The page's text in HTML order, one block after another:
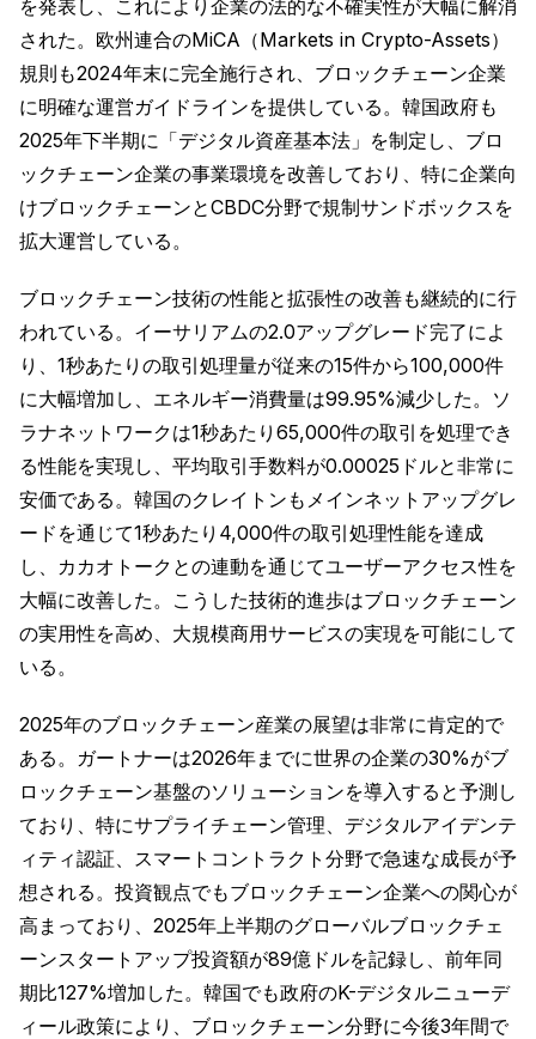
を発表し、これにより企業の法的な不確実性が大幅に解消
された。欧州連合のMiCA（Markets in Crypto-Assets）
規則も2024年末に完全施行され、ブロックチェーン企業
に明確な運営ガイドラインを提供している。韓国政府も
2025年下半期に「デジタル資産基本法」を制定し、ブロ
ックチェーン企業の事業環境を改善しており、特に企業向
けブロックチェーンとCBDC分野で規制サンドボックスを
拡大運営している。
ブロックチェーン技術の性能と拡張性の改善も継続的に行
われている。イーサリアムの2.0アップグレード完了によ
り、1秒あたりの取引処理量が従来の15件から100,000件
に大幅増加し、エネルギー消費量は99.95%減少した。ソ
ラナネットワークは1秒あたり65,000件の取引を処理でき
る性能を実現し、平均取引手数料が0.00025ドルと非常に
安価である。韓国のクレイトンもメインネットアップグレ
ードを通じて1秒あたり4,000件の取引処理性能を達成
し、カカオトークとの連動を通じてユーザーアクセス性を
大幅に改善した。こうした技術的進歩はブロックチェーン
の実用性を高め、大規模商用サービスの実現を可能にして
いる。
2025年のブロックチェーン産業の展望は非常に肯定的で
ある。ガートナーは2026年までに世界の企業の30%がブ
ロックチェーン基盤のソリューションを導入すると予測し
ており、特にサプライチェーン管理、デジタルアイデンテ
ィティ認証、スマートコントラクト分野で急速な成長が予
想される。投資観点でもブロックチェーン企業への関心が
高まっており、2025年上半期のグローバルブロックチェ
ーンスタートアップ投資額が89億ドルを記録し、前年同
期比127%増加した。韓国でも政府のK-デジタルニューデ
ィール政策により、ブロックチェーン分野に今後3年間で